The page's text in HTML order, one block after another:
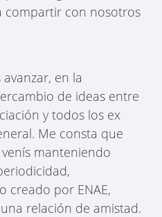
compartir con nosotros
en la
de ideas entre
y todos los ex
Me consta que
manteniendo
creado por ENAE,
relación de amistad.